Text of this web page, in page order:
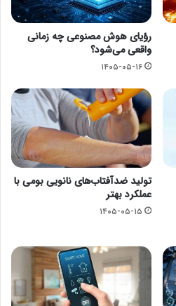
رؤیای هوش مصنوعی چه زمانی
واقعی می‌شود؟
۱۴۰۵-۰۵-۱۶
تولید ضدآفتاب‌های نانویی بومی با
عملکرد بهتر
۱۴۰۵-۰۵-۱۵